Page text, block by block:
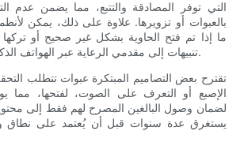
بالعبوات أو تزويرها. علاوة على ذلك، يمكن
ما إذا تم فتح الحاوية بشكل غير صحيح أو
تنبيهات إلى مقدمي الرعاية عبر الهواتف الذكية أو الأجهزة الأخرى.
تقترح بعض التصاميم المبتكرة عبوات تتطلب
الإصبع أو التعرف على الصوت، لفتحها، مما
لضمان وصول البالغين المصرح لهم فقط إلى
يستغرق عدة سنوات قبل أن يُعتمد على نطاق